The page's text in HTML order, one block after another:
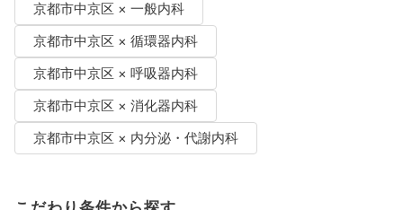
京都市中京区 × 一般内科
京都市中京区 × 循環器内科
京都市中京区 × 呼吸器内科
京都市中京区 × 消化器内科
京都市中京区 × 内分泌・代謝内科